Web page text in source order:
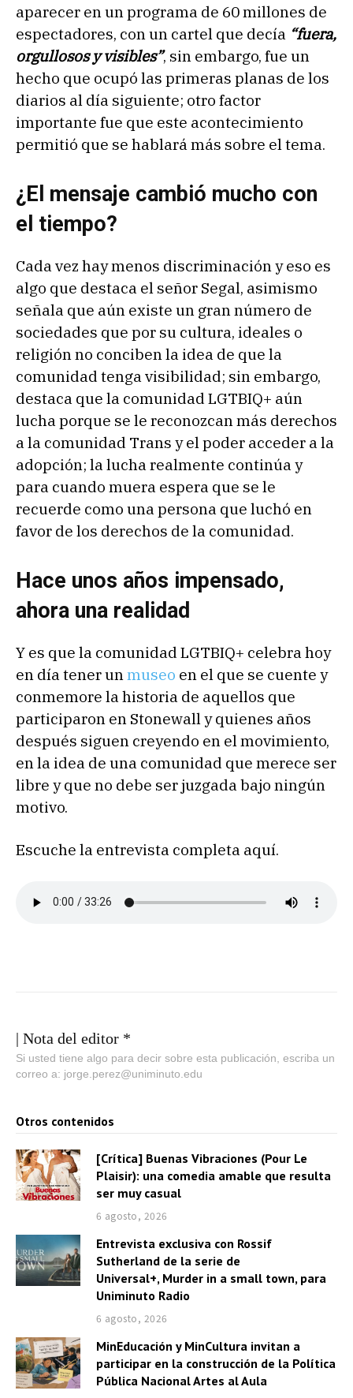
aparecer en un programa de 60 millones de
espectadores, con un cartel que decía “fuera,
orgullosos y visibles”, sin embargo, fue un
hecho que ocupó las primeras planas de los
diarios al día siguiente; otro factor
importante fue que este acontecimiento
permitió que se hablará más sobre el tema.
¿El mensaje cambió mucho con
el tiempo?
Cada vez hay menos discriminación y eso es
algo que destaca el señor Segal, asimismo
señala que aún existe un gran número de
sociedades que por su cultura, ideales o
religión no conciben la idea de que la
comunidad tenga visibilidad; sin embargo,
destaca que la comunidad LGTBIQ+ aún
lucha porque se le reconozcan más derechos
a la comunidad Trans y el poder acceder a la
adopción; la lucha realmente continúa y
para cuando muera espera que se le
recuerde como una persona que luchó en
favor de los derechos de la comunidad.
Hace unos años impensado,
ahora una realidad
Y es que la comunidad LGTBIQ+ celebra hoy
en día tener un museo en el que se cuente y
conmemore la historia de aquellos que
participaron en Stonewall y quienes años
después siguen creyendo en el movimiento,
en la idea de una comunidad que merece ser
libre y que no debe ser juzgada bajo ningún
motivo.
Escuche la entrevista completa aquí.
| Nota del editor *
Si usted tiene algo para decir sobre esta publicación, escriba un
correo a: jorge.perez@uniminuto.edu
Otros contenidos
[Crítica] Buenas Vibraciones (Pour Le
Plaisir): una comedia amable que resulta
ser muy casual
6 agosto, 2026
Entrevista exclusiva con Rossif
Sutherland de la serie de
Universal+, Murder in a small town, para
Uniminuto Radio
6 agosto, 2026
MinEducación y MinCultura invitan a
participar en la construcción de la Política
Pública Nacional Artes al Aula